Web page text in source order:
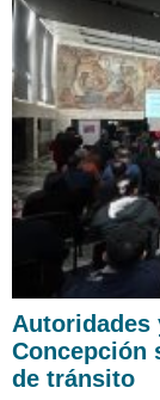
Autoridades
Concepción
de tránsito